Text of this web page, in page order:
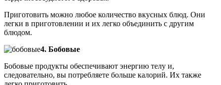
Приготовить можно любое количество вкусных блюд. Они
легки в приготовлении и их легко объединить с другим
блюдом.
4. Бобовые
Бобовые продукты обеспечивают энергию телу и,
следовательно, вы потребляете больше калорий. Их также